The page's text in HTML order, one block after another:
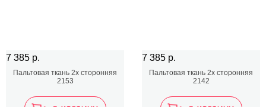
7 385 р.
Пальтовая ткань 2х сторонняя
2153
7 385 р.
Пальтовая ткань 2х сторонняя
2142